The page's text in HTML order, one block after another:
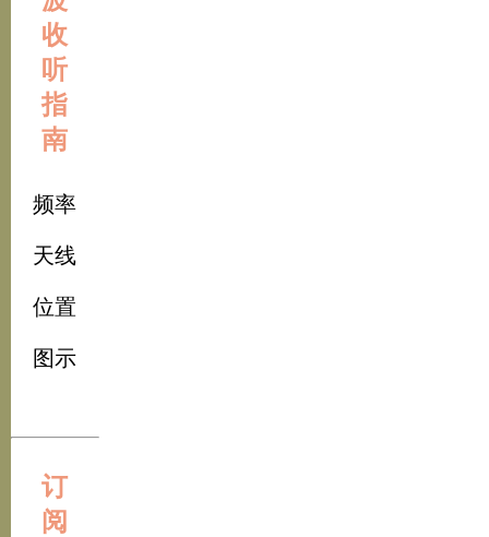
收
听
指
南
频率
天线
位置
图示
订
阅